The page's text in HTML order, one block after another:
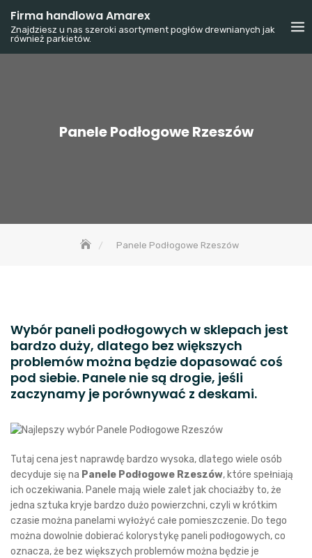
Skip
content
Firma handlowa Amarex
Znajdziesz u nas szeroki asortyment pogłów drewnianych jak
również parkietów.
Panele Podłogowe Rzeszów
Panele Podłogowe Rzeszów
Wybór paneli podłogowych w sklepach jest
bardzo duży, dlatego bez większych
problemów można będzie dopasować coś
pod siebie. Panele nie są drogie, jeśli
zaczynamy je porównywać z deskami.
Tutaj cena jest naprawdę bardzo wysoka, dlatego wiele osób
decyduje się na Panele Podłogowe Rzeszów, które spełniają
ich oczekiwania. Panele mają wiele zalet jak chociażby to, że
jedna sztuka kryje bardzo dużo powierzchni, czyli w krótkim
czasie można panelami wyłożyć całe pomieszczenie. Do tego
można dowolnie dobierać kolorystykę paneli podłogowych, co
oznacza, że bez większych problemów można będzie je